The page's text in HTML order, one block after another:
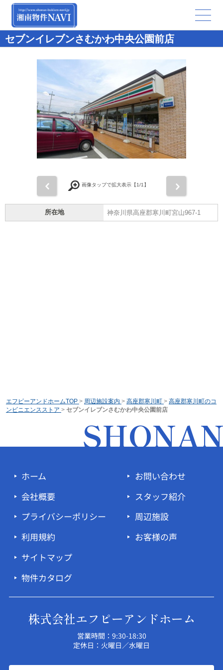
セブンイレブンさむかわ中央公園前店
画像タップで拡大表示【1/1】
所在地 神奈川県高座郡寒川町宮山967-1
エフピーアンドホームTOP > 周辺施設案内 > 高座郡寒川町 > 高座郡寒川町のコ
ンビニエンスストア > セブンイレブンさむかわ中央公園前店
ホーム
会社概要
プライバシーポリシー
利用規約
サイトマップ
物件カタログ
お問い合わせ
スタッフ紹介
周辺施設
お客様の声
株式会社エフピーアンドホーム
営業時間：9:30-18:30
定休日：火曜日／水曜日